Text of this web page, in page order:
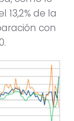
de la
con